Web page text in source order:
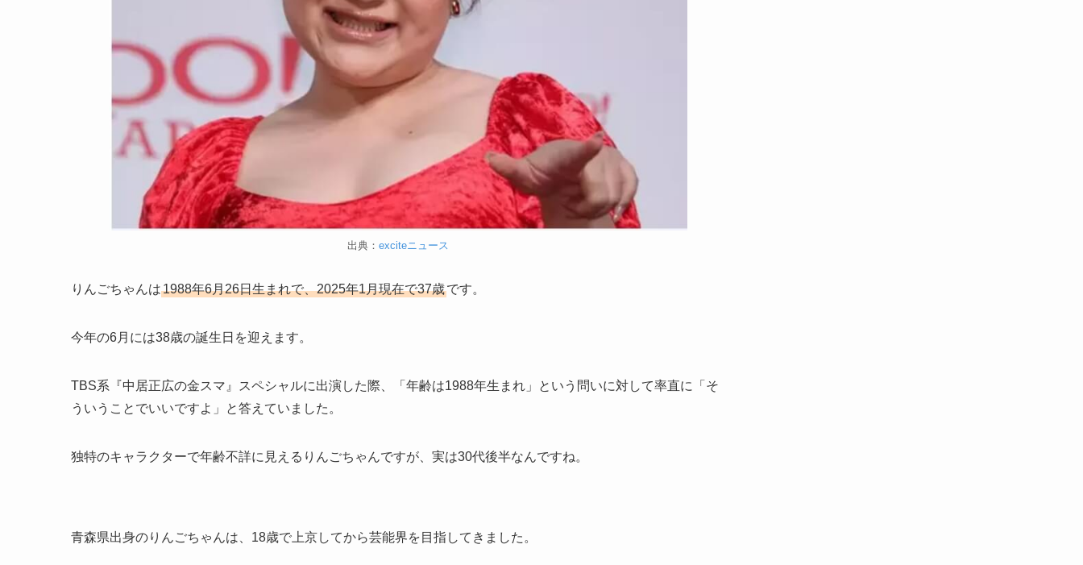
出典： exciteニュース
りんごちゃんは1988年6月26日生まれで、2025年1月現在で37歳です。
今年の6月には38歳の誕生日を迎えます。
TBS系『中居正広の金スマ』スペシャルに出演した際、「年齢は1988年生まれ」という問いに対して率直に「そ
ういうことでいいですよ」と答えていました。
独特のキャラクターで年齢不詳に見えるりんごちゃんですが、実は30代後半なんですね。
青森県出身のりんごちゃんは、18歳で上京してから芸能界を目指してきました。